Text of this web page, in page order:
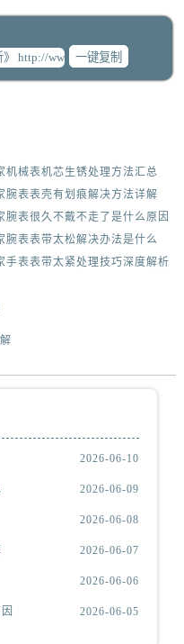
一键复制
机械表机芯生锈处理方法汇总
腕表表壳有划痕解决方法详解
腕表很久不戴不走了是什么原因
腕表表带太松解决办法是什么
手表表带太紧处理技巧深度解析
2026-06-10
2026-06-09
2026-06-08
2026-06-07
2026-06-06
2026-06-05